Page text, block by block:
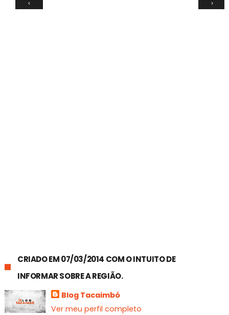
‹ ›
CRIADO EM 07/03/2014 COM O INTUITO DE
INFORMAR SOBRE A REGIÃO.
Blog Tacaimbó
Ver meu perfil completo